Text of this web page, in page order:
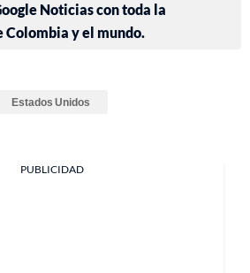
Noticias con toda la
y el mundo.
Estados Unidos
PUBLICIDAD